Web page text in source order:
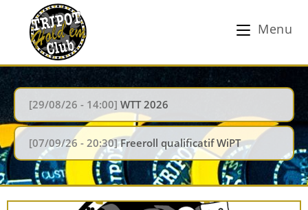
Menu
[29/08/26 - 14:00] WTT 2026
[07/09/26 - 20:30]Freeroll qualificatif WiPT